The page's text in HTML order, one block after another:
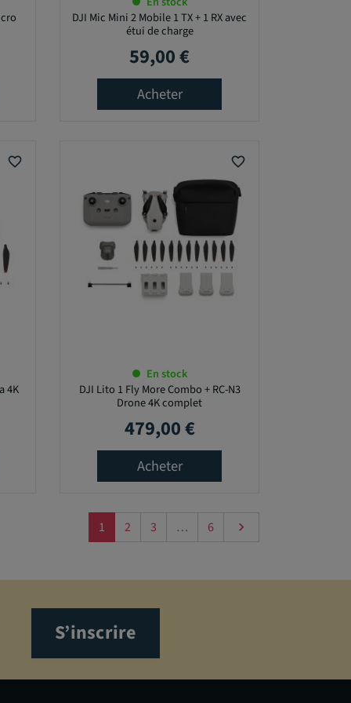
DJI Mic Mini 2 Mobile 1 TX + 1 RX avec
étui de charge
Prix
59,00 €
Acheter
favorite_border
4K
favorite_border
En stock
DJI Lito 1 Fly More Combo + RC-N3
Drone 4K complet
Prix
479,00 €
Acheter
1 2 3 … 6 Suivant

S’inscrire